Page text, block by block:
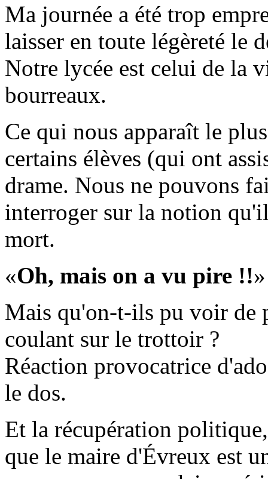
Ma journée a été trop
laisser en toute légèreté le
Notre lycée est celui de la
bourreaux.
Ce qui nous apparaît le
certains élèves (qui ont
drame. Nous ne pouvons
interroger sur la notion
mort.
Oh, mais on a vu pire !!
Mais qu'on-t-ils pu voir de
coulant sur le trottoir ?
Réaction provocatrice
le dos.
Et la récupération
que le maire d'Évreux est